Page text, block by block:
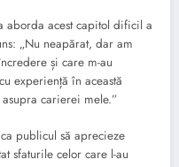
aborda acest capitol dificil a
„Nu neapărat, dar am
și care m-au
experiență în această
carierei mele.”
publicul să aprecieze
sfaturile celor care l-au